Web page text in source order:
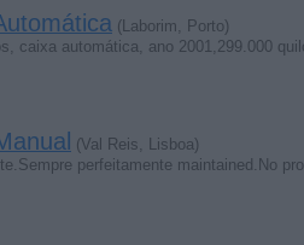
(Laborim, Porto)
caixa automática, ano 2001,299.000
(Val Reis, Lisboa)
perfeitamente maintained.No